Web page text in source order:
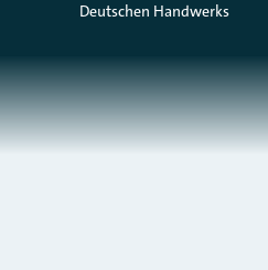
Deutschen Handwerks